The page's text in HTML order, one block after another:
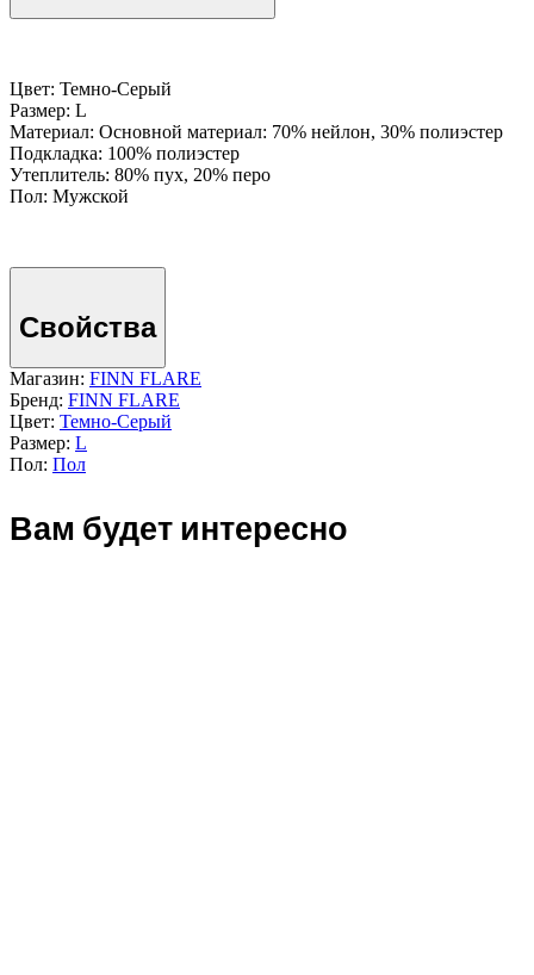
Цвет: Темно-Серый
Размер: L
Материал: Основной материал: 70% нейлон, 30% полиэстер
Подкладка: 100% полиэстер
Утеплитель: 80% пух, 20% перо
Пол: Мужской
Свойства
Магазин: FINN FLARE
Бренд: FINN FLARE
Цвет: Темно-Серый
Размер: L
Пол: Пол
Вам будет интересно